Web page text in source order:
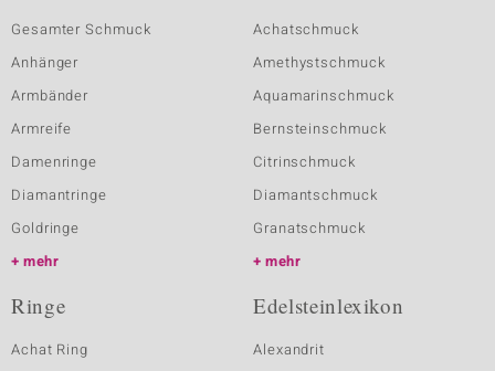
Gesamter Schmuck
Anhänger
Armbänder
Armreife
Damenringe
Diamantringe
Goldringe
mehr
Achatschmuck
Amethystschmuck
Aquamarinschmuck
Bernsteinschmuck
Citrinschmuck
Diamantschmuck
Granatschmuck
mehr
Ringe
Achat Ring
Edelsteinlexikon
Alexandrit